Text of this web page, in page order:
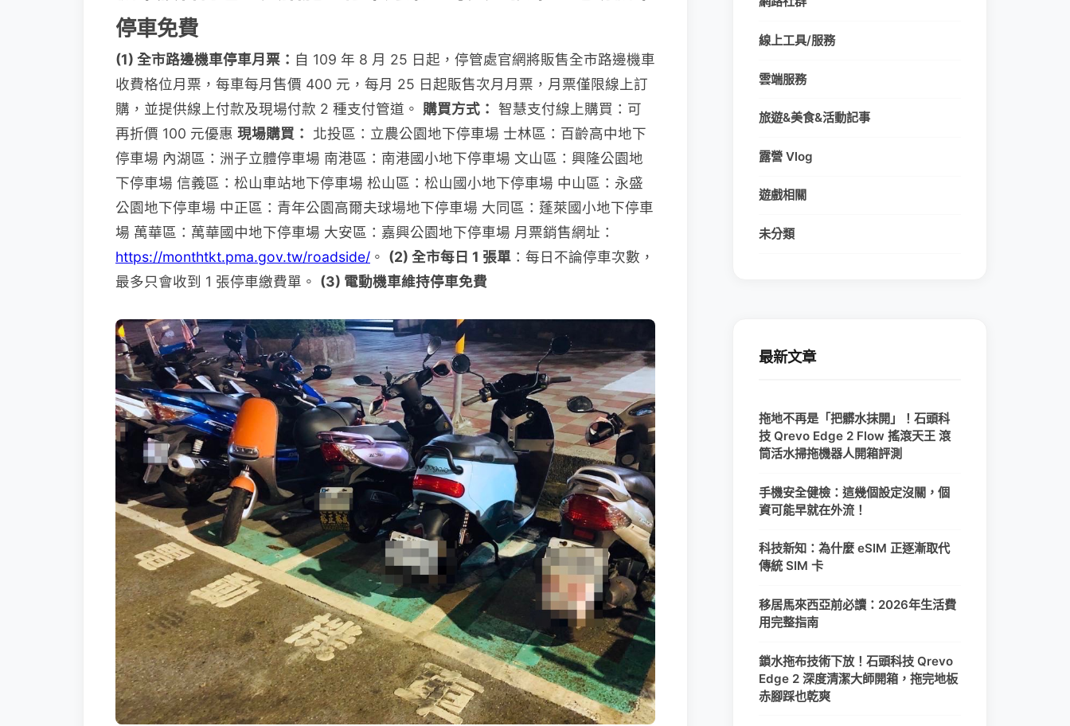
停車免費
(1) 全市路邊機車停車月票： 自 109 年 8 月 25 日起，停管處官網將販售全市路邊機車
收費格位月票，每車每月售價 400 元，每月 25 日起販售次月月票，月票僅限線上訂
購，並提供線上付款及現場付款 2 種支付管道。 購買方式：
智慧支付線上購買：可
再折價 100 元優惠 現場購買：
北投區：立農公園地下停車場 士林區：百齡高中地下
停車場 內湖區：洲子立體停車場 南港區：南港國小地下停車場 文山區：興隆公園地
下停車場 信義區：松山車站地下停車場 松山區：松山國小地下停車場 中山區：永盛
公園地下停車場 中正區：青年公園高爾夫球場地下停車場 大同區：蓬萊國小地下停車
場 萬華區：萬華國中地下停車場 大安區：嘉興公園地下停車場 月票銷售網址：
https://monthtkt.pma.gov.tw/roadside/ 。 (2) 全市每日 1 張單 ：每日不論停車次數，
最多只會收到 1 張停車繳費單。 (3) 電動機車維持停車免費
線上工具/服務
雲端服務
旅遊&美食&活動記事
露營 Vlog
遊戲相關
未分類
最新文章
拖地不再是「把髒水抹開」！石頭科
技 Qrevo Edge 2 Flow 搖滾天王 滾
筒活水掃拖機器人開箱評測
手機安全健檢：這幾個設定沒關，個
資可能早就在外流！
科技新知：為什麼 eSIM 正逐漸取代
傳統 SIM 卡
移居馬來西亞前必讀：2026年生活費
用完整指南
鎖水拖布技術下放！石頭科技 Qrevo
Edge 2 深度清潔大師開箱，拖完地板
赤腳踩也乾爽